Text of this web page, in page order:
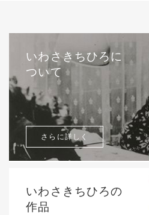
いわさきちひろに
ついて
さらに詳しく
いわさきちひろの
作品